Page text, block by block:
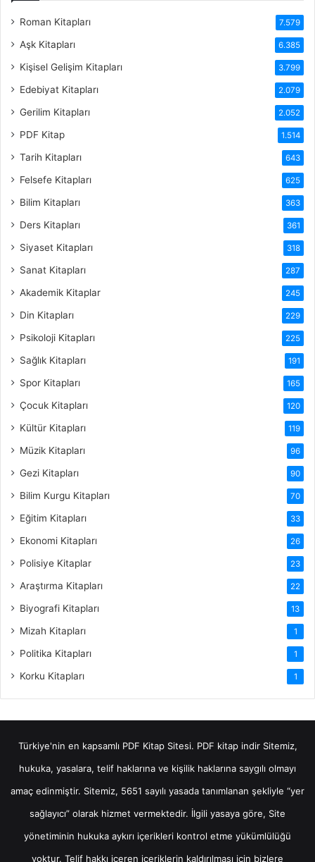
Roman Kitapları 7.579
Aşk Kitapları 6.385
Kişisel Gelişim Kitapları 3.799
Edebiyat Kitapları 2.079
Gerilim Kitapları 2.052
PDF Kitap 1.514
Tarih Kitapları 643
Felsefe Kitapları 625
Bilim Kitapları 363
Ders Kitapları 361
Siyaset Kitapları 318
Sanat Kitapları 287
Akademik Kitaplar 245
Din Kitapları 229
Psikoloji Kitapları 225
Sağlık Kitapları 191
Spor Kitapları 165
Çocuk Kitapları 120
Kültür Kitapları 119
Müzik Kitapları 96
Gezi Kitapları 90
Bilim Kurgu Kitapları 70
Eğitim Kitapları 33
Ekonomi Kitapları 26
Polisiye Kitaplar 23
Araştırma Kitapları 22
Biyografi Kitapları 13
Mizah Kitapları 1
Politika Kitapları 1
Korku Kitapları 1
Türkiye'nin en kapsamlı PDF Kitap Sitesi. PDF kitap indirSitemiz,
hukuka, yasalara, telif haklarına ve kişilik haklarına saygılı olmayı
amaç edinmiştir. Sitemiz, 5651 sayılı yasada tanımlanan şekliyle “yer
sağlayıcı” olarak hizmet vermektedir. İlgili yasaya göre, Site
yönetiminin hukuka aykırı içerikleri kontrol etme yükümlülüğü
yoktur. Telif hakkı içeren içeriklerin kaldırılması için bizlere